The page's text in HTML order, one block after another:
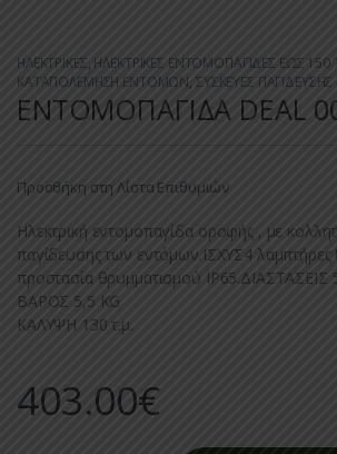
ΗΛΕΚΤΡΙΚΕΣ, ΗΛΕΚΤΡΙΚΕΣ ΕΝΤΟΜΟΠΑΓΙΔΕΣ ΕΩΣ 150
ΚΑΤΑΠΟΛΕΜΗΣΗ ΕΝΤΟΜΩΝ, ΣΥΣΚΕΥΕΣ
ΕΝΤΟΜΟΠΑΓΙΔΑ DEAL
Προσθήκη στη Λίστα Επιθυμιών
Ηλεκτρική εντομοπαγίδα οροφής , με
παγίδευσης των εντόμων.ΙΣΧΥΣ4 λαμπτήρες
προστασία θρυμματισμού IP65.ΔΙΑΣΤΑΣΕΙΣ
ΒΑΡΟΣ 5,5 KG
ΚΑΛΥΨΗ 130 τ.μ.
403.00€